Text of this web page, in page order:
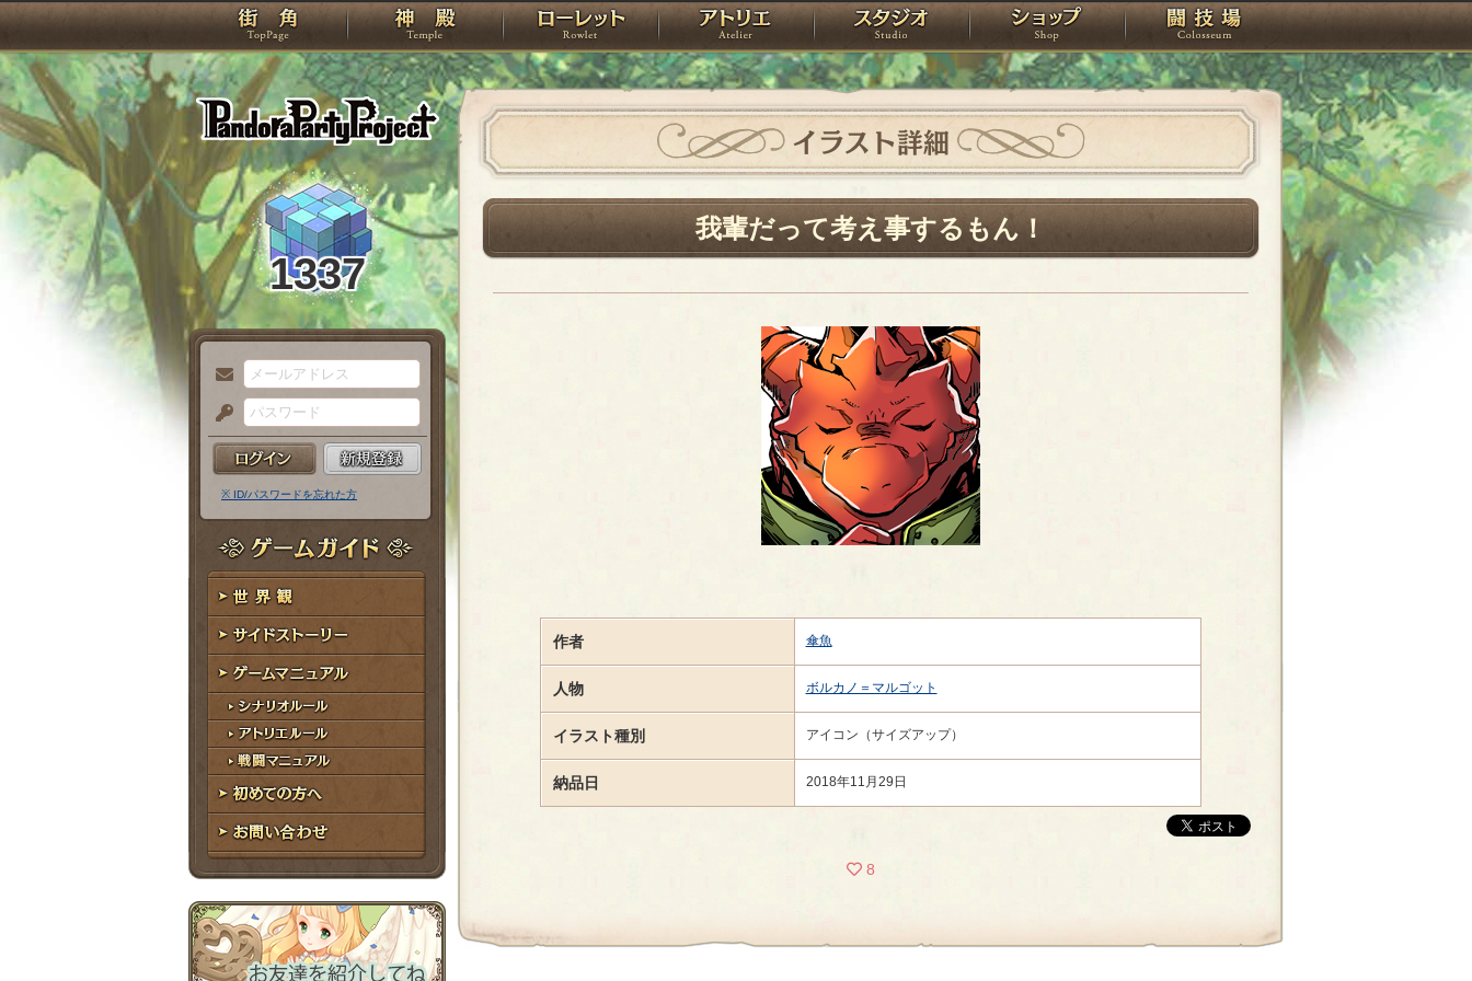
PandoraPartyProject
TOP 神殿 ローレット アトリエ スタジオ ショップ 闘技場
1337
メ
ー
ル
ア
ド
レ
ス
パ
ス
ー
ド
※ ID/パスワードを忘れた方
ゲームガイド
世界観
サイドストーリー
ゲームマニュアル
シナリオルール
アトリエルール
戦闘マニュアル
初めての方へ
お問い合わせ
イラスト詳細
我輩だって考え事するもん！
作者 傘魚
人物 ボルカノ＝マルゴット
イラスト種別 アイコン（サイズアップ）
納品日 2018年11月29日
8